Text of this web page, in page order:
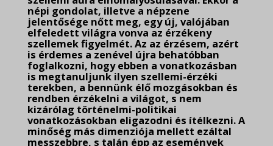
népi gondolat, illetve a népzene
jelentősége nőtt meg, egy új, valójában
elfeledett világra vonva az érzékeny
szellemek figyelmét. Az az érzésem, azért
is érdemes a zenével újra behatóbban
foglalkozni, hogy ebben a vonatkozásban
is megtanuljunk ilyen szellemi-érzéki
terekben, a bennünk élő mozgásokban és
rendben érzékelni a világot, s nem
kizárólag történelmi-politikai
vonatkozásokban eligazodni és ítélkezni. A
minőség más dimenziója mellett ezáltal
messzebbre, s talán épp az események